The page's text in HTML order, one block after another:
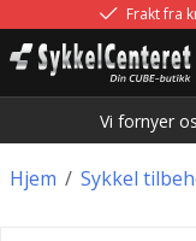
Frakt fra
Vi fornyer
/
Hjem Sykkel